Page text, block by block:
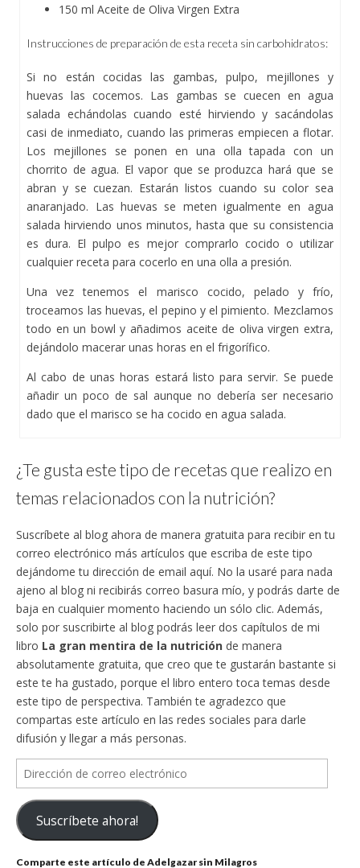
150 ml Aceite de Oliva Virgen Extra
Instrucciones de preparación de esta receta sin carbohidratos:
Si no están cocidas las gambas, pulpo, mejillones y
huevas las cocemos. Las gambas se cuecen en agua
salada echándolas cuando esté hirviendo y sacándolas
casi de inmediato, cuando las primeras empiecen a flotar.
Los mejillones se ponen en una olla tapada con un
chorrito de agua. El vapor que se produzca hará que se
abran y se cuezan. Estarán listos cuando su color sea
anaranjado. Las huevas se meten igualmente en agua
salada hirviendo unos minutos, hasta que su consistencia
es dura. El pulpo es mejor comprarlo cocido o utilizar
cualquier receta para cocerlo en una olla a presión.
Una vez tenemos el marisco cocido, pelado y frío,
troceamos las huevas, el pepino y el pimiento. Mezclamos
todo en un bowl y añadimos aceite de oliva virgen extra,
dejándolo macerar unas horas en el frigorífico.
Al cabo de unas horas estará listo para servir. Se puede
añadir un poco de sal aunque no debería ser necesario
dado que el marisco se ha cocido en agua salada.
¿Te gusta este tipo de recetas que realizo en
temas relacionados con la nutrición?
Suscríbete al blog ahora de manera gratuita para recibir en tu
correo electrónico más artículos que escriba de este tipo
dejándome tu dirección de email aquí. No la usaré para nada
ajeno al blog ni recibirás correo basura mío, y podrás darte de
baja en cualquier momento haciendo un sólo clic. Además,
solo por suscribirte al blog podrás leer dos capítulos de mi
libro La gran mentira de la nutrición de manera
absolutamente gratuita, que creo que te gustarán bastante si
este te ha gustado, porque el libro entero toca temas desde
este tipo de perspectiva. También te agradezco que
compartas este artículo en las redes sociales para darle
difusión y llegar a más personas.
Dirección
de
correo
electrónico
Suscríbete ahora!
Comparte este artículo de Adelgazar sin Milagros